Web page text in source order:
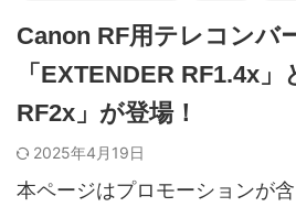
Canon RF用テレコンバ
「EXTENDER RF1.4x
RF2x」が登場！
2025年4月19日
本ページはプロモーションが